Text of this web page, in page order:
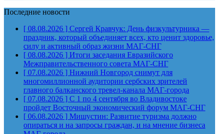
Последние новости
[ 08.08.2026 ] Сергей Кравчук: День физкультурника —
праздник, который объединяет всех, кто ценит здоровье,
силу и активный образ жизни МАГ-СНГ
[ 08.08.2026 ] Итоги заседания Евразийского
Межправительственного совета МАГ-СНГ
[ 07.08.2026 ] Нижний Новгород снимут для
многомиллионной аудитории сербских зрителей
главного балканского тревел-канала МАГ-города
[ 07.08.2026 ] С 1 по 4 сентября во Владивостоке
пройдет Восточный экономический форум МАГ-СНГ
[ 06.08.2026 ] Мишустин: Развитие туризма должно
опираться и на запросы граждан, и на мнение бизнеса